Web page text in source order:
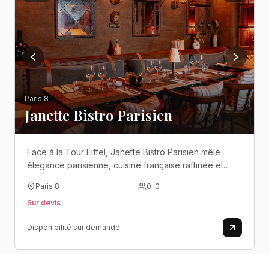
Paris 8
Janette Bistro Parisien
Face à la Tour Eiffel, Janette Bistro Parisien mêle
élégance parisienne, cuisine française raffinée et
en bord de Seine..
Paris 8 0–0
Sur devis
Disponibilité sur demande